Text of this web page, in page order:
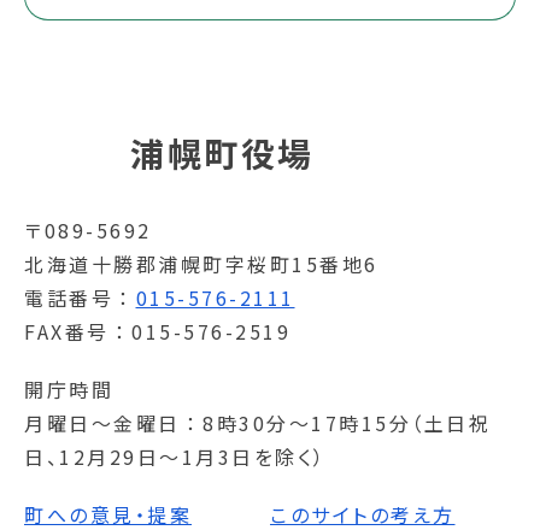
浦幌町役場
〒089-5692
北海道十勝郡浦幌町字桜町15番地6
電話番号
015-576-2111
FAX番号
015-576-2519
開庁時間
月曜日～金曜日
8時30分～17時15分（土日祝
日、12月29日～1月3日を除く）
町への意見・提案
このサイトの考え方